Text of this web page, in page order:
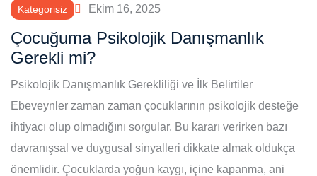
Kategorisiz Ekim 16, 2025
Çocuğuma Psikolojik Danışmanlık
Gerekli mi?
Psikolojik Danışmanlık Gerekliliği ve İlk Belirtiler
Ebeveynler zaman zaman çocuklarının psikolojik desteğe
ihtiyacı olup olmadığını sorgular. Bu kararı verirken bazı
davranışsal ve duygusal sinyalleri dikkate almak oldukça
önemlidir. Çocuklarda yoğun kaygı, içine kapanma, ani